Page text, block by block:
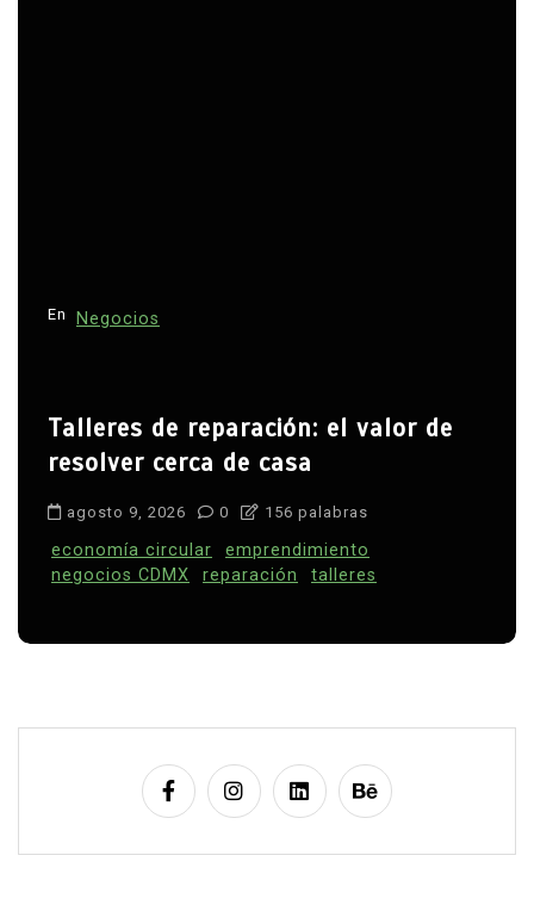
En Negocios
Talleres de reparación: el valor de
resolver cerca de casa
agosto 9, 2026 0 156 palabras
economía circular
emprendimiento
negocios CDMX
reparación talleres